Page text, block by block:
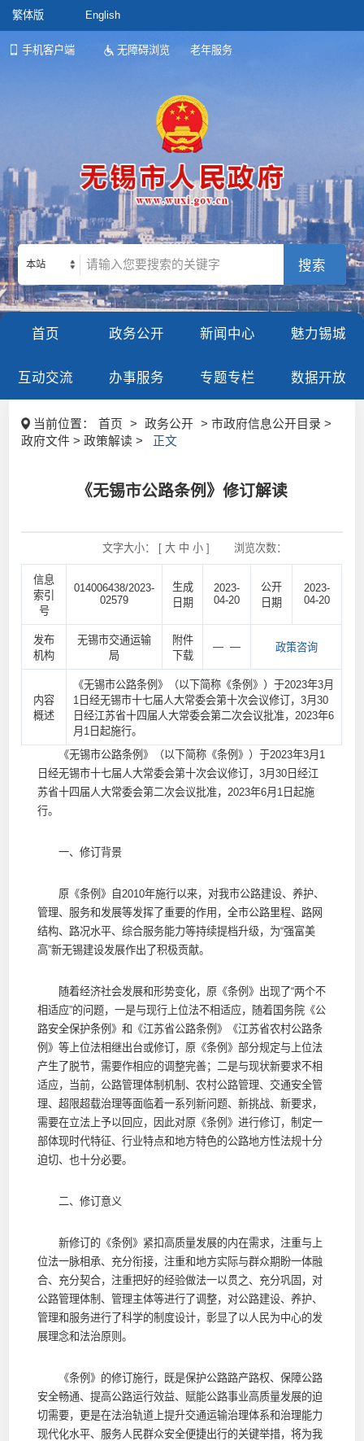
繁体版 English
手机客户端 无障碍浏览 老年服务
本站
首页 政务公开 新闻中心 魅力锡城
互动交流 办事服务 专题专栏 数据开放
当前位置： 首页 > 政务公开
> 市政府信息公开目录 >
政府文件 > 政策解读 >
正文
《无锡市公路条例》修订解读
文字大小： [ 大 中 小] 浏览次数：
信息
索引
号
014006438/2023-
02579
生成
日期
2023-
04-20
公开
日期
2023-
04-20
发布
机构
无锡市交通运输
局
附件
下载
— — 政策咨询
内容
概述
《无锡市公路条例》（以下简称《条例》）于2023年3月
1日经无锡市十七届人大常委会第十次会议修订，3月30
日经江苏省十四届人大常委会第二次会议批准，2023年6
月1日起施行。
《无锡市公路条例》（以下简称《条例》）于2023年3月1
日经无锡市十七届人大常委会第十次会议修订，3月30日经江
苏省十四届人大常委会第二次会议批准，2023年6月1日起施
行。
一、修订背景
原《条例》自2010年施行以来，对我市公路建设、养护、
管理、服务和发展等发挥了重要的作用，全市公路里程、路网
结构、路况水平、综合服务能力等持续提档升级，为“强富美
高”新无锡建设发展作出了积极贡献。
随着经济社会发展和形势变化，原《条例》出现了“两个不
相适应”的问题，一是与现行上位法不相适应，随着国务院《公
路安全保护条例》和《江苏省公路条例》《江苏省农村公路条
例》等上位法相继出台或修订，原《条例》部分规定与上位法
产生了脱节，需要作相应的调整完善；二是与现状新要求不相
适应，当前，公路管理体制机制、农村公路管理、交通安全管
理、超限超载治理等面临着一系列新问题、新挑战、新要求，
需要在立法上予以回应，因此对原《条例》进行修订，制定一
部体现时代特征、行业特点和地方特色的公路地方性法规十分
迫切、也十分必要。
二、修订意义
新修订的《条例》紧扣高质量发展的内在需求，注重与上
位法一脉相承、充分衔接，注重和地方实际与群众期盼一体融
合、充分契合，注重把好的经验做法一以贯之、充分巩固，对
公路管理体制、管理主体等进行了调整，对公路建设、养护、
管理和服务进行了科学的制度设计，彰显了以人民为中心的发
展理念和法治原则。
《条例》的修订施行，既是保护公路路产路权、保障公路
安全畅通、提高公路运行效益、赋能公路事业高质量发展的迫
切需要，更是在法治轨道上提升交通运输治理体系和治理能力
现代化水平、服务人民群众安全便捷出行的关键举措，将为我